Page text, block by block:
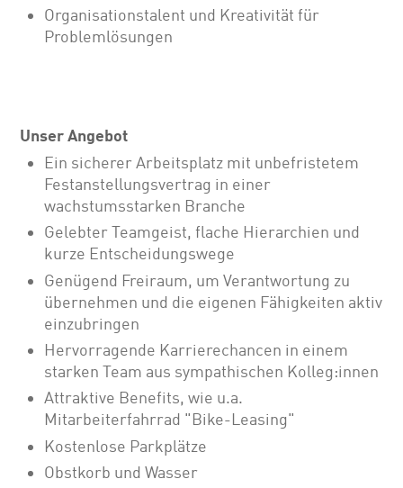
Organisationstalent und Kreativität für
Problemlösungen
Unser Angebot
Ein sicherer Arbeitsplatz mit unbefristetem
Festanstellungsvertrag in einer
wachstumsstarken Branche
Gelebter Teamgeist, flache Hierarchien und
kurze Entscheidungswege
Genügend Freiraum, um Verantwortung zu
übernehmen und die eigenen Fähigkeiten aktiv
einzubringen
Hervorragende Karrierechancen in einem
starken Team aus sympathischen Kolleg:innen
Attraktive Benefits, wie u.a.
Mitarbeiterfahrrad "Bike-Leasing"
Kostenlose Parkplätze
Obstkorb und Wasser